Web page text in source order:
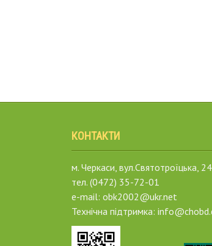
КОНТАКТИ
м. Черкаси, вул.Святотроїцька, 24
тел. (0472) 35-72-01
e-mail: obk2002@ukr.net
Технічна підтримка: